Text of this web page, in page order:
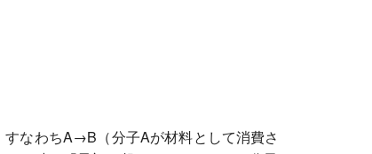
なわちA→B（分子Aが材料として消費さ